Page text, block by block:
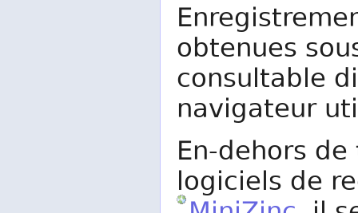
obtenues
consultable
navigateur
En-dehors
logiciels de